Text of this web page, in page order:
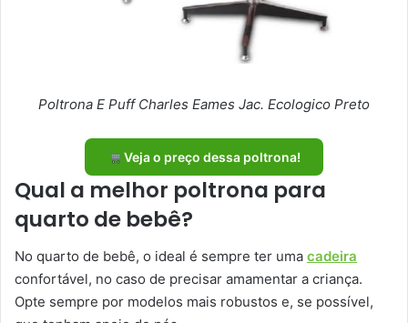
Poltrona E Puff Charles Eames Jac. Ecologico Preto
Veja o preço dessa poltrona!
Qual a melhor poltrona para
quarto de bebê?
No quarto de bebê, o ideal é sempre ter uma cadeira
confortável, no caso de precisar amamentar a criança.
Opte sempre por modelos mais robustos e, se possível,